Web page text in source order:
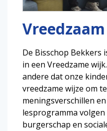
Vreedzaam
De Bisschop Bekkers
in een Vreedzame
andere dat onze
vreedzame wijze om
meningsverschillen
lesprogramma
burgerschap en